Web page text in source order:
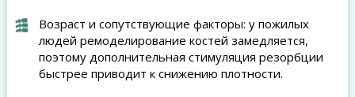
Возраст и сопутствующие факторы: у пожилых
людей ремоделирование костей замедляется,
поэтому дополнительная стимуляция резорбции
быстрее приводит к снижению плотности.